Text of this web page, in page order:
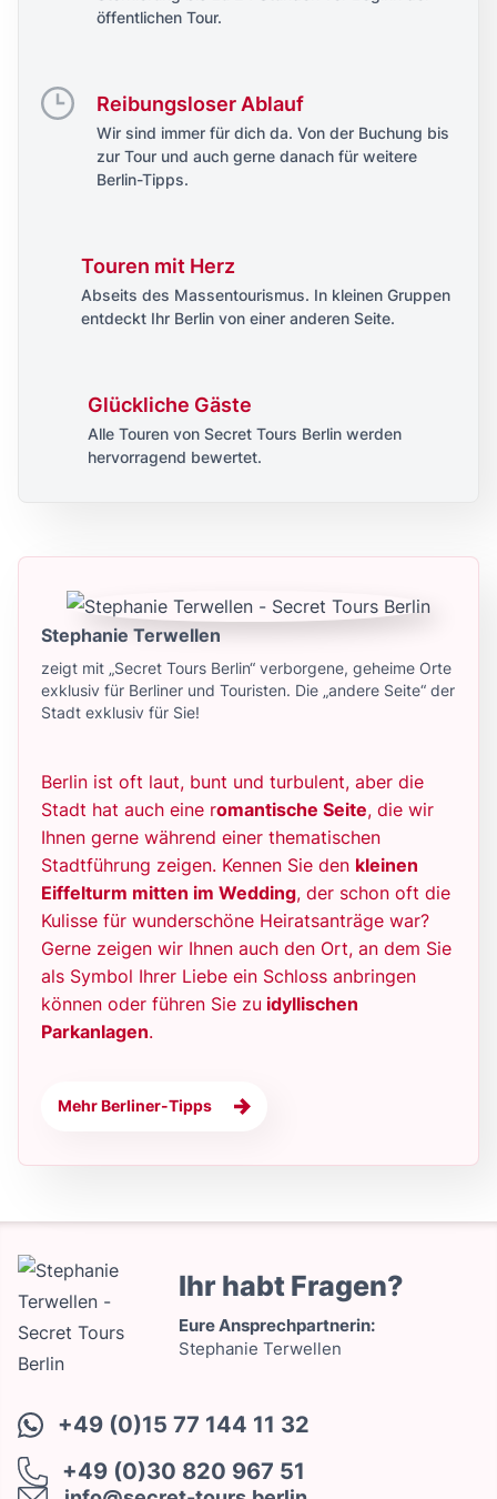
öffentlichen Tour.
Reibungsloser Ablauf
Wir sind immer für dich da. Von der Buchung bis
zur Tour und auch gerne danach für weitere
Berlin-Tipps.
Touren mit Herz
Abseits des Massentourismus. In kleinen Gruppen
entdeckt Ihr Berlin von einer anderen Seite.
Glückliche Gäste
Alle Touren von Secret Tours Berlin werden
hervorragend bewertet.
Stephanie Terwellen
zeigt mit „Secret Tours Berlin“ verborgene, geheime Orte
exklusiv für Berliner und Touristen. Die „andere Seite“ der
Stadt exklusiv für Sie!
Berlin ist oft laut, bunt und turbulent, aber die
Stadt hat auch eine romantische Seite, die wir
Ihnen gerne während einer thematischen
Stadtführung zeigen. Kennen Sie den kleinen
Eiffelturm mitten im Wedding, der schon oft die
Kulisse für wunderschöne Heiratsanträge war?
Gerne zeigen wir Ihnen auch den Ort, an dem Sie
als Symbol Ihrer Liebe ein Schloss anbringen
können oder führen Sie zu idyllischen
Parkanlagen.
Mehr Berliner-Tipps
Ihr habt Fragen?
Eure Ansprechpartnerin:
Stephanie Terwellen
+49 (0)15 77 144 11 32
+49 (0)30 820 967 51